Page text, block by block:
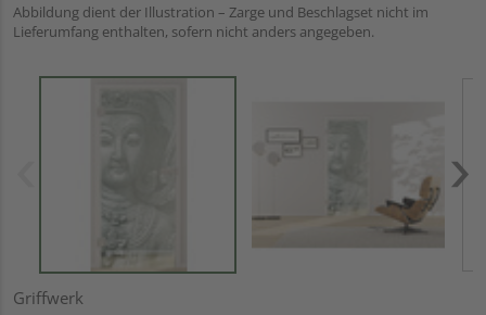
Abbildung dient der Illustration – Zarge und Beschlagset nicht im
Lieferumfang enthalten, sofern nicht anders angegeben.
Griffwerk